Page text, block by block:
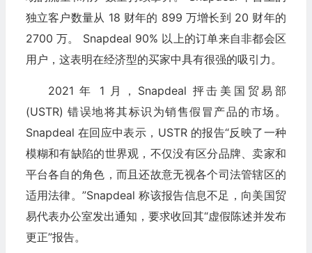
独立客户数量从 18 财年的 899 万增长到 20 财年的
2700 万。 Snapdeal 90% 以上的订单来自非都会区
用户，这表明在经济型的买家中具有很强的吸引力。
2021 年 1 月，Snapdeal 抨击美国贸易部
(USTR) 错误地将其标识为销售假冒产品的市场。
Snapdeal 在回应中表示，USTR 的报告“反映了一种
模糊和有缺陷的世界观，不仅没有区分品牌、卖家和
平台各自的角色，而且还故意无视各个司法管辖区的
适用法律。”Snapdeal 称该报告信息不足，向美国贸
易代表办公室发出通知，要求收回其“虚假陈述并发布
更正”报告。